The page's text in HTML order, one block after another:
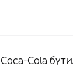
Coca-Cola